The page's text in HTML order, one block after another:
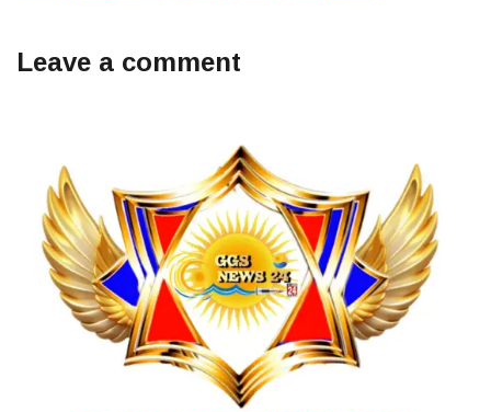
Leave a comment